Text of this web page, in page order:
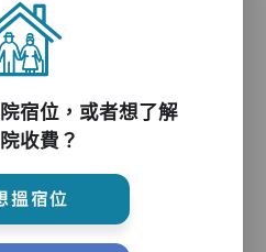
降機,防滑扶手,助行器/拐
,輪椅
宿位，或者想了解
收費？
搵宿位